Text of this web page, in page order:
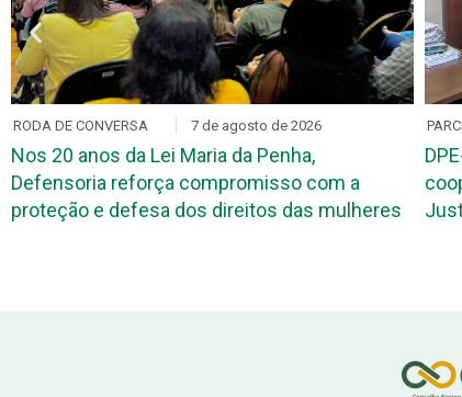
RODA DE CONVERSA 7 de agosto de 2026
Nos 20 anos da Lei Maria da Penha,
Defensoria reforça compromisso com a
proteção e defesa dos direitos das mulheres